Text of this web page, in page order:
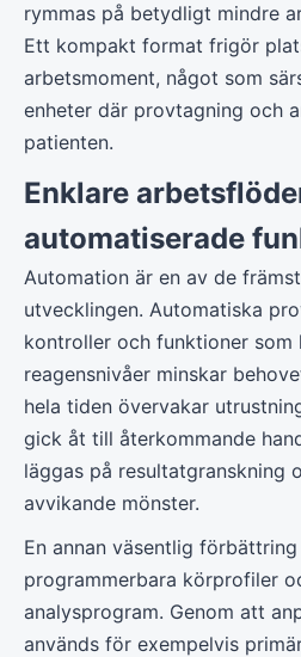
rymmas på betydligt mindre
Ett kompakt format frigör
arbetsmoment, något som
enheter där provtagning och
patienten.
Enklare
automatiserade
Automation är en av de
utvecklingen. Automatiska
kontroller och funktioner
reagensnivåer minskar
hela tiden övervakar
gick åt till återkommande
läggas på resultatgranskning
avvikande mönster.
En annan väsentlig
programmerbara körprofiler
analysprogram. Genom att
används för exempelvis